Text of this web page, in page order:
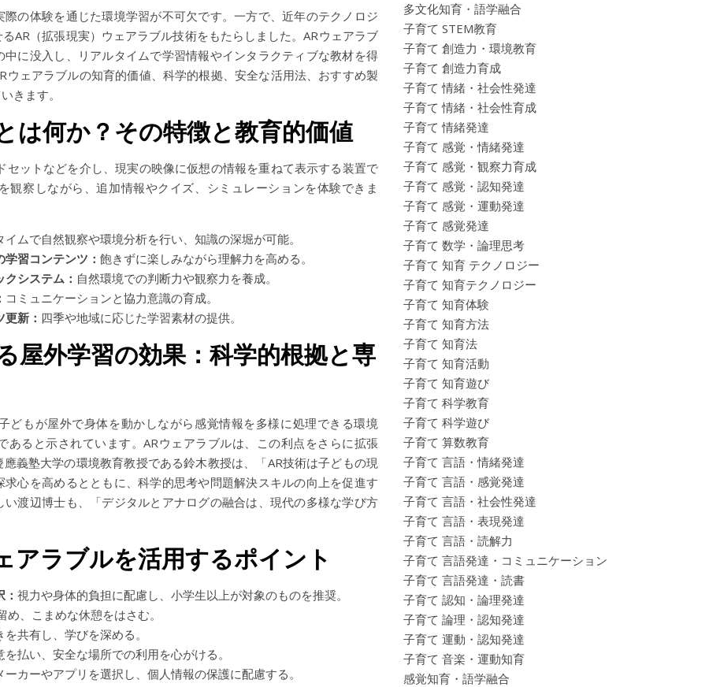
の体験を通じた環境学習が不可欠です。一方で、近年のテクノロジ
AR（拡張現実）ウェアラブル技術をもたらしました。ARウェアラブ
に没入し、リアルタイムで学習情報やインタラクティブな教材を得
ウェアラブルの知育的価値、科学的根拠、安全な活用法、おすすめ製
きます。
は何か？その特徴と教育的価値
ットなどを介し、現実の映像に仮想の情報を重ねて表示する装置で
観察しながら、追加情報やクイズ、シミュレーションを体験できま
イムで自然観察や環境分析を行い、知識の深堀が可能。
習コンテンツ： 飽きずに楽しみながら理解力を高める。
システム： 自然環境での判断力や観察力を養成。
コミュニケーションと協力意識の育成。
新： 四季や地域に応じた学習素材の提供。
屋外学習の効果：科学的根拠と専
どもが屋外で身体を動かしながら感覚情報を多様に処理できる環境
あると示されています。ARウェアラブルは、この利点をさらに拡張
義塾大学の環境教育教授である鈴木教授は、「AR技術は子どもの現
心を高めるとともに、科学的思考や問題解決スキルの向上を促進す
渡辺博士も、「デジタルとアナログの融合は、現代の多様な学び方
アラブルを活用するポイント
視力や身体的負担に配慮し、小学生以上が対象のものを推奨。
、こまめな休憩をはさむ。
共有し、学びを深める。
払い、安全な場所での利用を心がける。
カーやアプリを選択し、個人情報の保護に配慮する。
多文化知育・語学融合
子育て STEM教育
子育て 創造力・環境教育
子育て 創造力育成
子育て 情緒・社会性発達
子育て 情緒・社会性育成
子育て 情緒発達
子育て 感覚・情緒発達
子育て 感覚・観察力育成
子育て 感覚・認知発達
子育て 感覚・運動発達
子育て 感覚発達
子育て 数学・論理思考
子育て 知育 テクノロジー
子育て 知育テクノロジー
子育て 知育体験
子育て 知育方法
子育て 知育法
子育て 知育活動
子育て 知育遊び
子育て 科学教育
子育て 科学遊び
子育て 算数教育
子育て 言語・情緒発達
子育て 言語・感覚発達
子育て 言語・社会性発達
子育て 言語・表現発達
子育て 言語・読解力
子育て 言語発達・コミュニケーション
子育て 言語発達・読書
子育て 認知・論理発達
子育て 論理・認知発達
子育て 運動・認知発達
子育て 音楽・運動知育
感覚知育・語学融合